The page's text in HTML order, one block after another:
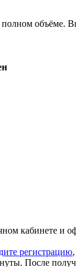
объёме.
кабинете и
регистрацию
После